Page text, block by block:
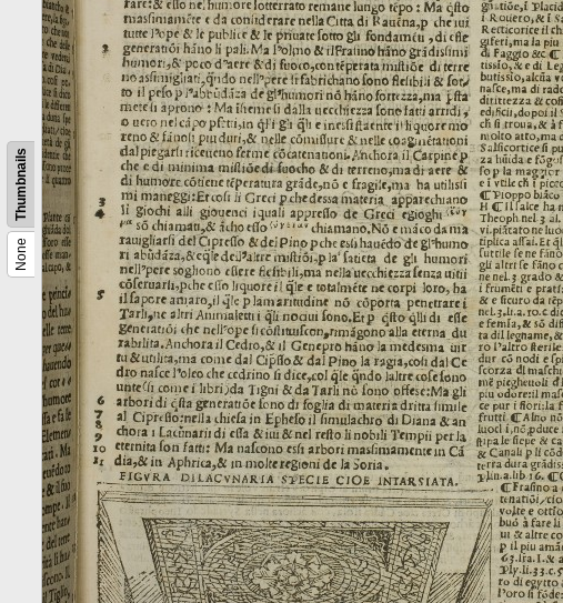
None
Thumbnails